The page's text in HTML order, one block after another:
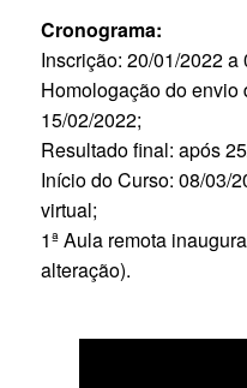
Cronograma:
Inscrição: 20/01/2022 a
Homologação do envio
15/02/2022;
Resultado final: após
Início do Curso: 08/03/
virtual;
1ª Aula remota
alteração).